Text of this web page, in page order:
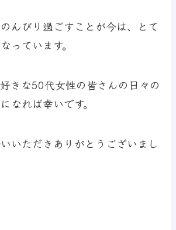
んびり過ごすことが今は、とて
っています。
きな50代女性の皆さんの日々の
なれば幸いです。
いただきありがとうございまし